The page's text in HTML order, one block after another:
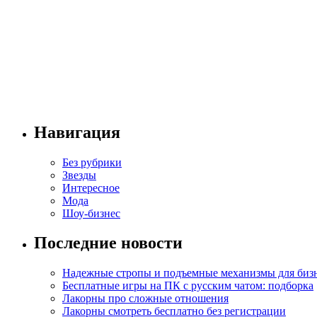
Навигация
Без рубрики
Звезды
Интересное
Мода
Шоу-бизнес
Последние новости
Надежные стропы и подъемные механизмы для
Бесплатные игры на ПК с русским чатом: подборка
Лакорны про сложные отношения
Лакорны смотреть бесплатно без регистрации